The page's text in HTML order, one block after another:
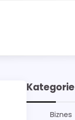
Kategorie
Biznes